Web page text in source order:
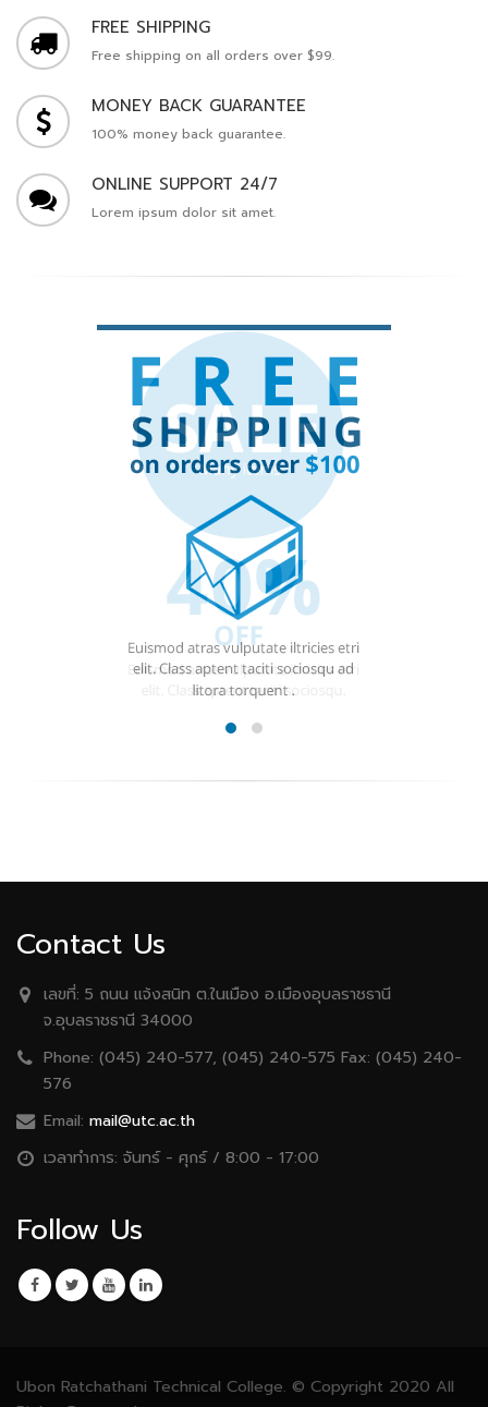
FREE SHIPPING
Free shipping on all orders over $99.
MONEY BACK GUARANTEE
100% money back guarantee.
ONLINE SUPPORT 24/7
Lorem ipsum dolor sit amet.
Contact Us
เลขที่: 5 ถนน เเจ้งสนิท ต.ในเมือง อ.เมืองอุบลราชธานี
จ.อุบลราชธานี 34000
Phone: (045) 240-577, (045) 240-575 Fax: (045) 240-
576
Email: mail@utc.ac.th
เวลาทำการ: จันทร์ - ศุกร์ / 8:00 - 17:00
Follow Us
Ubon Ratchathani Technical College. © Copyright 2020 All